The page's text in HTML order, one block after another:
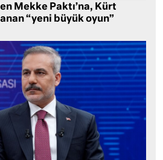
Mekke Paktı’na, Kürt
“yeni büyük oyun”